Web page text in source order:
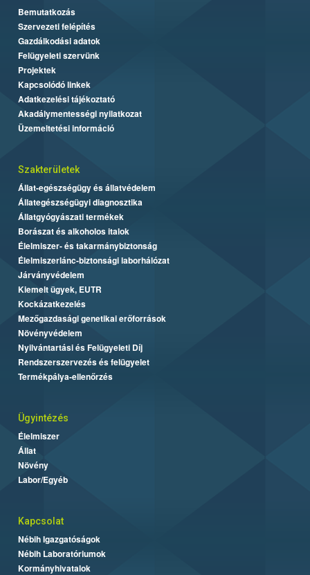
Bemutatkozás
Szervezeti felépítés
Gazdálkodási adatok
Felügyeleti szervünk
Projektek
Kapcsolódó linkek
Adatkezelési tájékoztató
Akadálymentességi nyilatkozat
Üzemeltetési információ
Szakterületek
Állat-egészségügy és állatvédelem
Állategészségügyi diagnosztika
Állatgyógyászati termékek
Borászat és alkoholos italok
Élelmiszer- és takarmánybiztonság
Élelmiszerlánc-biztonsági laborhálózat
Járványvédelem
Kiemelt ügyek, EUTR
Kockázatkezelés
Mezőgazdasági genetikai erőforrások
Növényvédelem
Nyilvántartási és Felügyeleti Díj
Rendszerszervezés és felügyelet
Termékpálya-ellenőrzés
Ügyintézés
Élelmiszer
Állat
Növény
Labor/Egyéb
Kapcsolat
Nébih Igazgatóságok
Nébih Laboratóriumok
Kormányhivatalok